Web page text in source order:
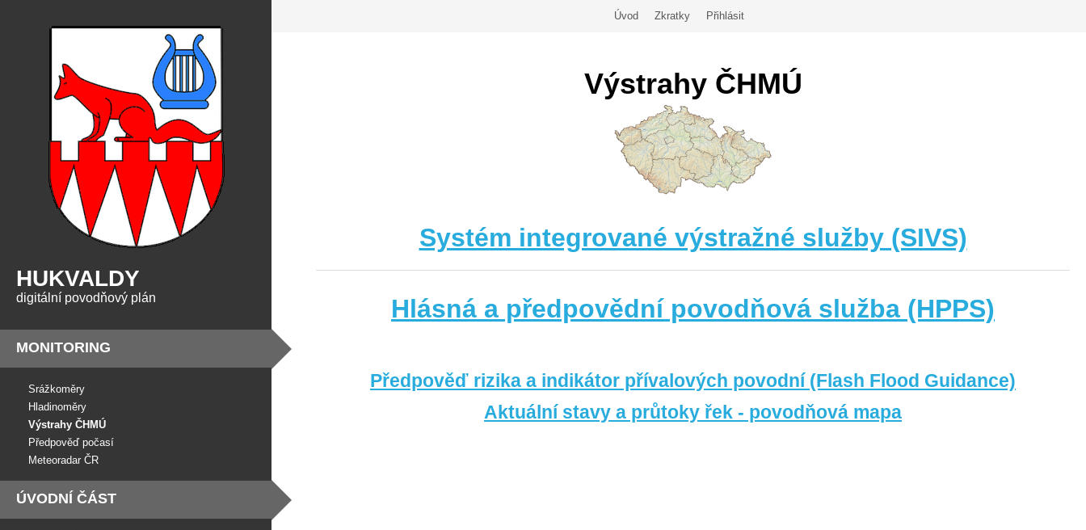
HUKVALDY
digitální povodňový plán
MONITORING
Srážkoměry
Hladinoměry
Výstrahy ČHMÚ
Předpověď počasí
Meteoradar ČR
ÚVODNÍ ČÁST
Úvod Zkratky Přihlásit
Výstrahy ČHMÚ
Systém integrované výstražné služby (SIVS)
Hlásná a předpovědní povodňová služba (HPPS)
Předpověď rizika a indikátor přívalových povodní (Flash Flood Guidance)
Aktuální stavy a průtoky řek - povodňová mapa